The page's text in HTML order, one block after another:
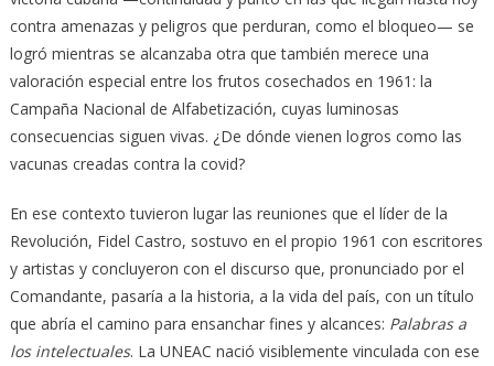
contra amenazas y peligros que perduran, como el bloqueo— se
logró mientras se alcanzaba otra que también merece una
valoración especial entre los frutos cosechados en 1961: la
Campaña Nacional de Alfabetización, cuyas luminosas
consecuencias siguen vivas. ¿De dónde vienen logros como las
vacunas creadas contra la covid?
En ese contexto tuvieron lugar las reuniones que el líder de la
Revolución, Fidel Castro, sostuvo en el propio 1961 con escritores
y artistas y concluyeron con el discurso que, pronunciado por el
Comandante, pasaría a la historia, a la vida del país, con un título
que abría el camino para ensanchar fines y alcances: Palabras a
los intelectuales. La UNEAC nació visiblemente vinculada con ese